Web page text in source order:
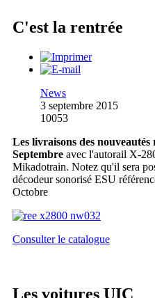
C'est la rentrée
News
3 septembre 2015
10053
Les livraisons des
Septembre avec l'autorail X-
Mikadotrain. Notez qu'il sera
décodeur sonorisé ESU
Octobre
Consulter le catalogue
Les voitures UIC